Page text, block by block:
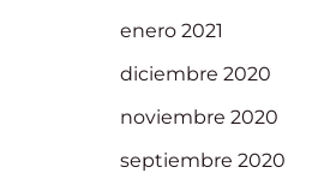
enero 2021
diciembre 2020
noviembre 2020
septiembre 2020